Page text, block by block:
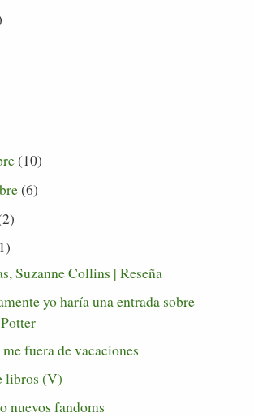
(10)
(6)
Suzanne Collins | Reseña
yo haría una entrada sobre
fuera de vacaciones
libros (V)
nuevos fandoms